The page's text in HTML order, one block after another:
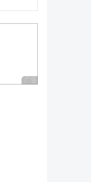
广告 商业广告，理性